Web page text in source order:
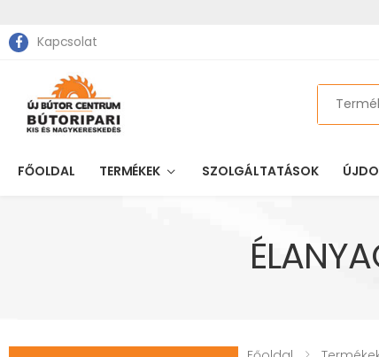
Kapcsolat
Search
FŐOLDAL TERMÉKEK SZOLGÁLTATÁSOK